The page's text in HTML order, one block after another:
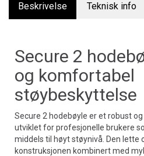
Beskrivelse Teknisk info
Secure 2
og komfortabel
støybeskyttelse
Secure 2 hodebøyle er et robust
utviklet for profesjonelle brukere
middels til høyt støynivå. Den lette
konstruksjonen kombinert med